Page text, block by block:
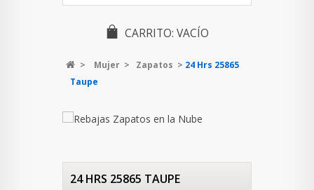
CARRITO: VACÍO
> Mujer > Zapatos > 24 Hrs 25865
Taupe
24 HRS 25865 TAUPE